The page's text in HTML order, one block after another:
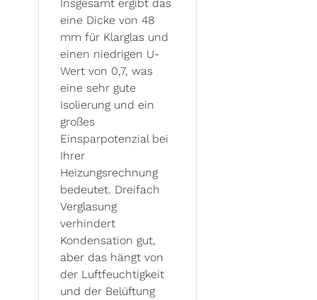
Insgesamt ergibt das
eine Dicke von 48
mm für Klarglas und
einen niedrigen U-
Wert von 0,7, was
eine sehr gute
Isolierung und ein
großes
Einsparpotenzial bei
Ihrer
Heizungsrechnung
bedeutet. Dreifach
Verglasung
verhindert
Kondensation gut,
aber das hängt von
der Luftfeuchtigkeit
und der Belüftung